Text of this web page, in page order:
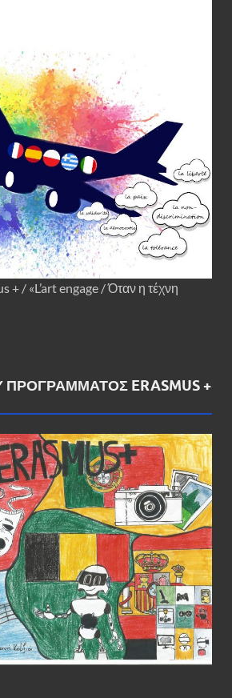
+ / «L’art engage / Όταν η τέχνη
ΠΡΟΓΡΆΜΜΑΤΟΣ ERASMUS +